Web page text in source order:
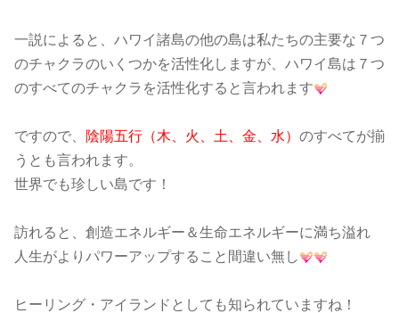
一説によると、ハワイ諸島の他の島は私たちの主要な７つ
のチャクラのいくつかを活性化しますが、ハワイ島は７つ
のすべてのチャクラを活性化すると言われます
ですので、 陰陽五行（木、火、土、金、水） のすべてが揃
うとも言われます。
世界でも珍しい島です！
訪れると、創造エネルギー＆生命エネルギーに満ち溢れ
人生がよりパワーアップすること間違い無し
ヒーリング・アイランドとしても知られていますね！